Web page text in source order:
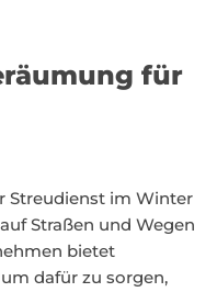
für
Streudienst im Winter
Straßen und Wegen
bietet
dafür zu sorgen,